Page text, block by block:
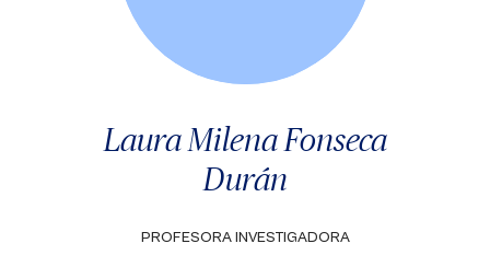
Laura Milena Fonseca
Durán
PROFESORA INVESTIGADORA